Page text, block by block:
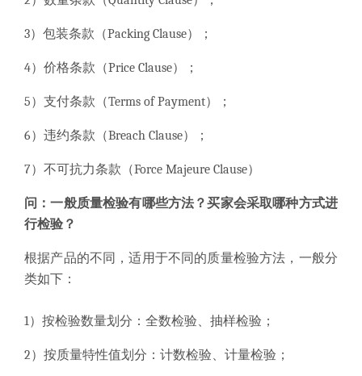
3）包装条款（Packing Clause）；
4）价格条款（Price Clause）；
5）支付条款（Terms of Payment）；
6）违约条款（Breach Clause）；
7）不可抗力条款（Force Majeure Clause）
问：一般质量检验有哪些方法？买家会采取哪种方式进
行检验？
根据产品的不同，适用于不同的质量检验方法，一般分
类如下：
1）按检验数量划分：全数检验、抽样检验；
2）按质量特性值划分：计数检验、计量检验；